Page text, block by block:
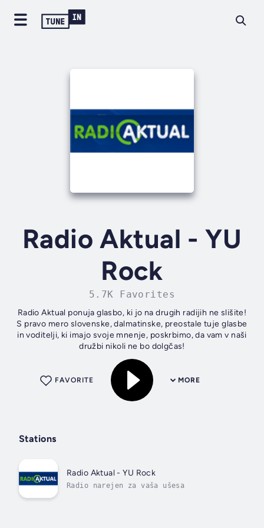
Radio Aktual - YU
Rock
5.7K Favorites
Radio Aktual ponuja glasbo, ki jo na drugih radijih ne slišite!
S pravo mero slovenske, dalmatinske, preostale tuje glasbe
in voditelji, ki imajo svoje mnenje, poskrbimo, da vam v naši
družbi nikoli ne bo dolgčas!
MORE
FAVORITE
Stations
Radio Aktual - YU Rock
Radio narejen za vaša ušesa